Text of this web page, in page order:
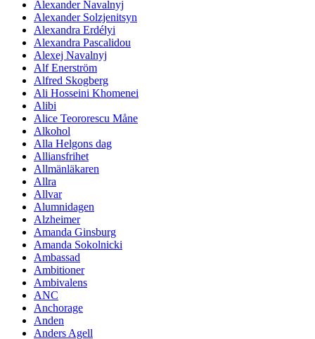
Alexander Navalnyj
Alexander Solzjenitsyn
Alexandra Erdélyi
Alexandra Pascalidou
Alexej Navalnyj
Alf Enerström
Alfred Skogberg
Ali Hosseini Khomenei
Alibi
Alice Teororescu Måne
Alkohol
Alla Helgons dag
Alliansfrihet
Allmänläkaren
Allra
Allvar
Alumnidagen
Alzheimer
Amanda Ginsburg
Amanda Sokolnicki
Ambassad
Ambitioner
Ambivalens
ANC
Anchorage
Anden
Anders Agell